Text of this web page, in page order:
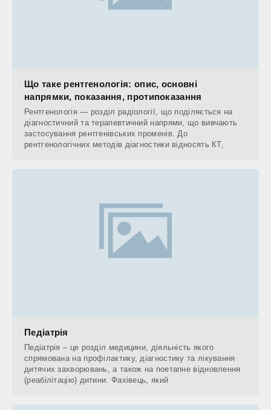
Що таке рентгенологія: опис, основні
напрямки, показання, протипоказання
Рентгенологія — розділ радіології, що поділяється на
діагностичний та терапевтичний напрями, що вивчають
застосування рентгенівських променів. До
рентгенологічних методів діагностики відносять КТ,
Педіатрія
Педіатрія – це розділ медицини, діяльність якого
спрямована на профілактику, діагностику та лікування
дитячих захворювань, а також на поетапне відновлення
(реабілітацію) дитини. Фахівець, який